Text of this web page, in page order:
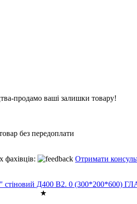
продамо ваші залишки товару!
без передоплати
фахівців:
Отримати